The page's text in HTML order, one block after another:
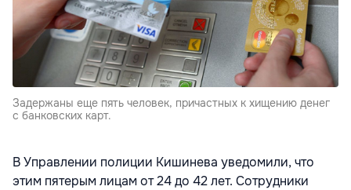
Задержаны еще пять человек, причастных к хищению денег
с банковских карт.
В Управлении полиции Кишинева уведомили, что
этим пятерым лицам от 24 до 42 лет. Сотрудники